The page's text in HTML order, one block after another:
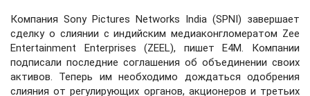
Компания Sony Pictures Networks India (SPNI) завершает
сделку о слиянии с индийским медиаконгломератом Zee
Entertainment Enterprises (ZEEL), пишет E4M. Компании
подписали последние соглашения об объединении своих
активов. Теперь им необходимо дождаться одобрения
слияния от регулирующих органов, акционеров и третьих